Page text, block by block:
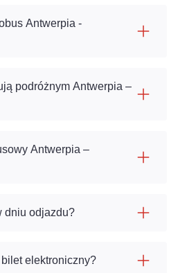
Antwerpia -
podróżnym Antwerpia –
Antwerpia –
dniu odjazdu?
elektroniczny?